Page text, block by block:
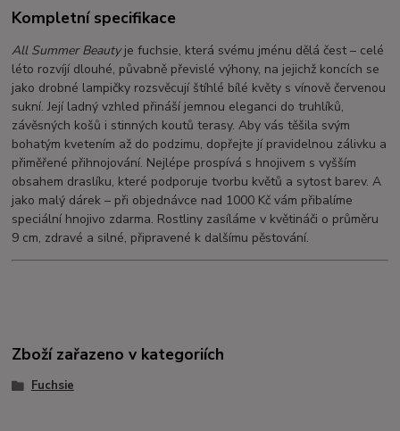
Kompletní specifikace
All Summer Beautyje fuchsie, která svému jménu dělá čest – celé
léto rozvíjí dlouhé, půvabně převislé výhony, na jejichž koncích se
jako drobné lampičky rozsvěcují štíhlé bílé květy s vínově červenou
sukní. Její ladný vzhled přináší jemnou eleganci do truhlíků,
závěsných košů i stinných koutů terasy. Aby vás těšila svým
bohatým kvetením až do podzimu, dopřejte jí pravidelnou zálivku a
přiměřené přihnojování. Nejlépe prospívá s hnojivem s vyšším
obsahem draslíku, které podporuje tvorbu květů a sytost barev. A
jako malý dárek – při objednávce nad 1000 Kč vám přibalíme
speciální hnojivo zdarma. Rostliny zasíláme v květináči o průměru
9 cm, zdravé a silné, připravené k dalšímu pěstování.
Zboží zařazeno v kategoriích
Fuchsie